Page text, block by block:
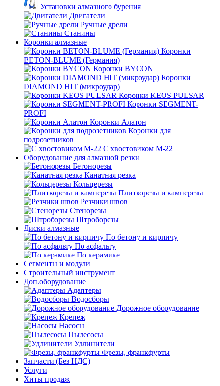
Установки алмазного бурения
Двигатели
Ручные дрели
Станины
Коронки алмазные
Коронки
BETON-BLUME (Германия)
Коронки BYCON
Коронки
DIAMOND HIT (микроудар)
Коронки KEOS PULSAR
Коронки SEGMENT-
PROFI
Коронки Алатон
Коронки для
подрозетников
С хвостовиком М-22
Оборудование для алмазной резки
Бетонорезы
Канатная резка
Кольцерезы
Плиткорезы и камнерезы
Резчики швов
Стенорезы
Штроборезы
Диски алмазные
По бетону и кирпичу
По асфальту
По керамике
Сегменты и модули
Строительный инструмент
Доп.оборудование
Адаптеры
Водосборы
Дорожное оборудование
Крепеж
Насосы
Пылесосы
Удлинители
Фрезы, франкфурты
Запчасти (Без НДС)
Услуги
Хиты продаж